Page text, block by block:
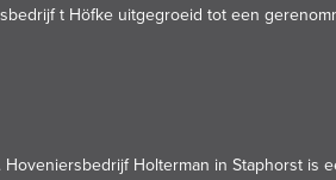
t Höfke uitgegroeid tot een
Holterman in Staphorst is